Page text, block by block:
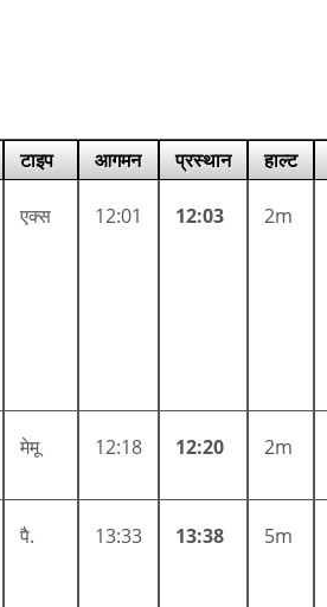
टाइप आगमन प्रस्थान हाल्ट
एक्स 12:01 12:03 2m
मेमू 12:18 12:20 2m
पै. 13:33 13:38 5m